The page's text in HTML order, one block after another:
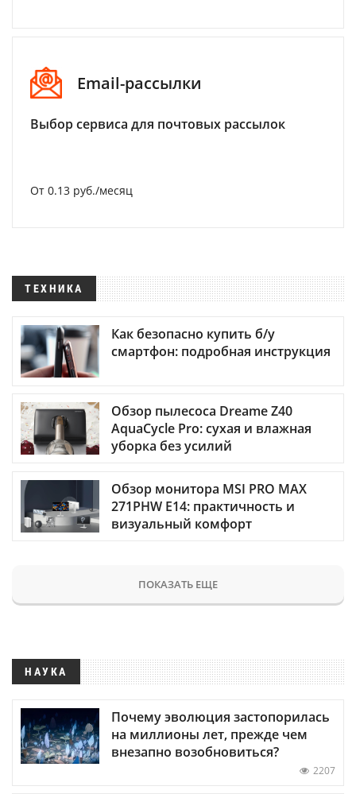
Email-рассылки
Выбор сервиса для почтовых рассылок
От 0.13 руб./месяц
ТЕХНИКА
Как безопасно купить б/у
смартфон: подробная инструкция
Обзор пылесоса Dreame Z40
AquaCycle Pro: сухая и влажная
уборка без усилий
Обзор монитора MSI PRO MAX
271PHW E14: практичность и
визуальный комфорт
ПОКАЗАТЬ ЕЩЕ
НАУКА
Почему эволюция застопорилась
на миллионы лет, прежде чем
внезапно возобновиться?
2207